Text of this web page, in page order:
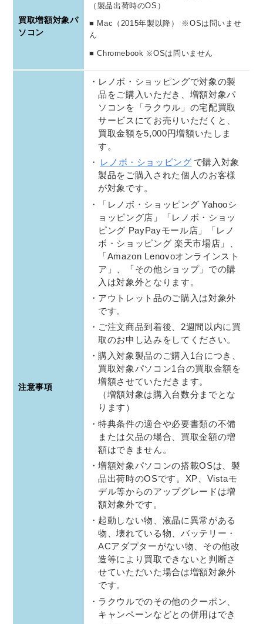
買取増額対象パ
ソコン
（製品出荷時のOS）
■ Mac（2015年製以降） ※OSは問いませ
ん
■ Chromebook ※OSは問いません
注意事項
レノボ・ショッピングで対象の製
品をご購入いただき、増額対象パ
ソコンを「ラクウル」の宅配買取
サービスにてお売りいただくと、
買取金額を5,000円増額いたしま
す。
レノボ・ショッピング で購入対象
製品をご購入された個人のお客様
が対象です。
「レノボ・ショッピング Yahooシ
ョッピング店」「レノボ・ショッ
ピング PayPayモール店」「レノ
ボ・ショッピング 楽天市場店」、
「Amazon Lenovoオンラインスト
ア」、「その他ショップ」での購
入は対象外となります。
アウトレット品のご購入は対象外
です。
ご注文商品到着後、2週間以内に買
取のお申し込みをしてください。
購入対象製品のご購入1台につき、
買取対象パソコン1台の買取金額を
増額させていただきます。
（増額対象は購入台数分までとな
ります）
特典条件の適合や必要書類の不備
または欠品の場合、買取金額の増
額はできません。
増額対象パソコンの搭載OSは、製
品出荷時のOSです。XP、Vistaモ
デル等からのアップグレードは増
額対象外です。
起動しない物、液晶に異常がある
物、壊れている物、バッテリー・
ACアダプターがない物、その他改
造等により買取できないと判断さ
せていただいた場合は増額対象外
です。
ラクウルでのその他のクーポン、
キャンペーンなどとの併用はでき